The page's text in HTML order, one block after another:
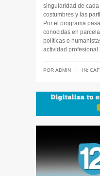
singularidad de
costumbres y las
Por el programa
conocidas en
políticas o
actividad
POR ADMIN ─ IN: